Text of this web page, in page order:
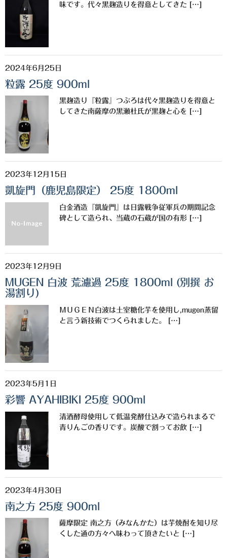
味です。代々黒麹造りを得意としてきた […]
2024年6月25日
粒露 25度 900ml
黒麹造り『粒露』つぶろは代々黒麹造りを得意と
してきた南薩摩の黒瀬杜氏が黒麹と心を […]
2023年12月15日
凱旋門（鹿児島限定） 25度 1800ml
白金酒造『凱旋門』は日露戦争従軍兵の期間記念
碑として造られ、当蔵の石蔵が国の有形 […]
2023年12月9日
MUGEN 白波 荒濾過 25度 1800ml (別撰 お
湯割り)
ＭＵＧＥＮ白波は土室糖化芋を使用し,mugen蒸留
と言う新技術でつくられました。 […]
2023年5月1日
彩響 AYAHIBIKI 25度 900ml
清酒酵母使用して低温発酵仕込みで造られまるで
青りんごの香りです。炭酸で割ってお飲 […]
2023年4月30日
南之方 25度 900ml
薩摩限定 南之方（みなんかた）は芋焼酎を知り尽
くした通の方々へ味わって頂きたいと […]